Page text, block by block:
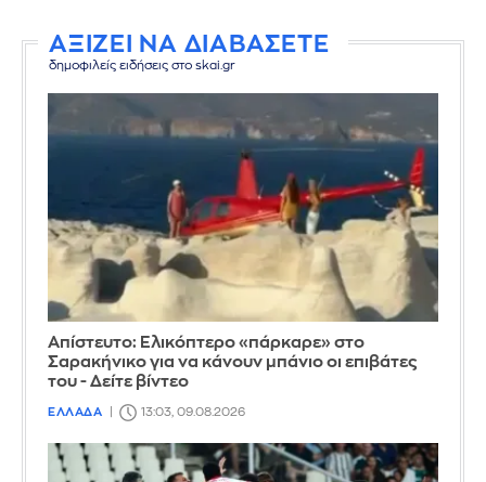
ΑΞΙΖΕΙ ΝΑ ΔΙΑΒΑΣΕΤΕ
δημοφιλείς ειδήσεις στο skai.gr
Απίστευτο: Ελικόπτερο «πάρκαρε» στο
Σαρακήνικο για να κάνουν μπάνιο οι επιβάτες
του - Δείτε βίντεο
ΕΛΛΑΔΑ 13:03, 09.08.2026